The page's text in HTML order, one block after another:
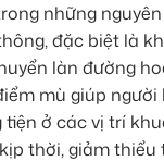
những
đặc biệt là
làn đường
mù giúp
ở các vị trí
thời, giảm thiểu